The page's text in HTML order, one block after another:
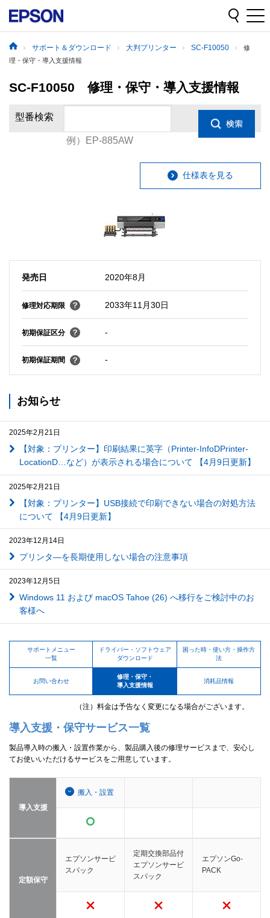
サポート＆ダウンロード 大判プリンター SC-F10050
修
理・保守・導入支援情報
SC-F10050 修理・保守・導入支援情報
型番検索
例）EP-885AW
仕様表を見る
発売日 2020年8月
修理対応期限 2033年11月30日
初期保証区分 -
初期保証期間 -
お知らせ
2025年2月21日
【対象：プリンター】印刷結果に英字（Printer-InfoDPrinter-
LocationD…など）が表示される場合について 【4月9日更新】
2025年2月21日
【対象：プリンター】USB接続で印刷できない場合の対処方法
について 【4月9日更新】
2023年12月14日
プリンタ―を長期使用しない場合の注意事項
2023年12月5日
Windows 11 および macOS Tahoe (26) へ移行をご検討中のお
客様へ
サポートメニュー
一覧
ドライバー・ソフトウェア
ダウンロード
困った時・使い方・操作方
法
お問い合わせ
修理・保守・
導入支援情報
消耗品情報
（注）料金は予告なく変更になる場合がございます。
導入支援・保守サービス一覧
製品導入時の搬入・設置作業から、製品購入後の修理サービスまで、安心し
てお使いいただけるサービスをご用意しています。
導入支援
搬入・設置
定額保守
エプソンサービ
スパック
定期交換部品付
エプソンサービ
スパック
エプソンGo-
PACK